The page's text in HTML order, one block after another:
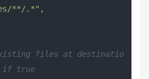
**/.*" ,
files at destinatio
if true